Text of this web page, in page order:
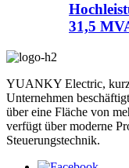
31,5
YUANKY Electric,
Unternehmen
über eine Fläche von
verfügt über moderne
Steuerungstechnik.